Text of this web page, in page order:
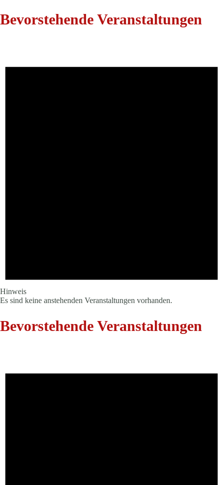
Bevorstehende Veranstaltungen
Hinweis
Es sind keine anstehenden Veranstaltungen vorhanden.
Bevorstehende Veranstaltungen